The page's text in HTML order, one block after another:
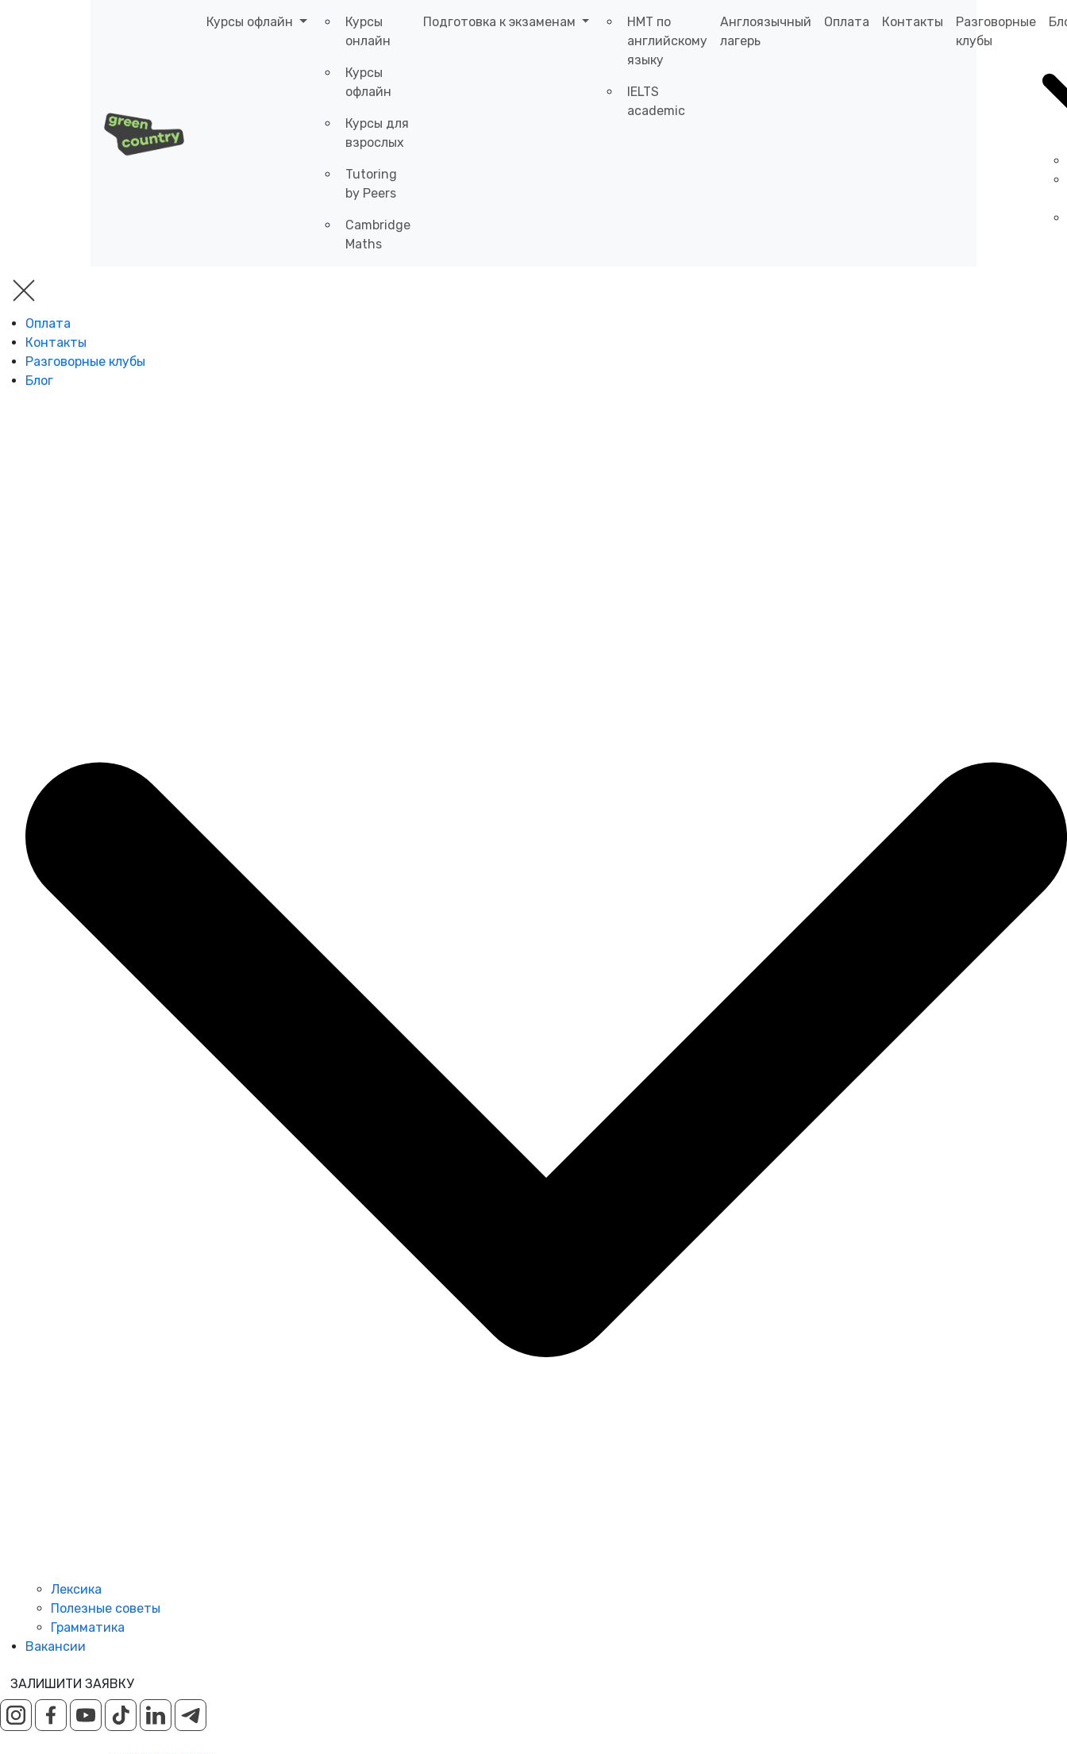
Курсы офлайн
Курсы
онлайн
Курсы
офлайн
Курсы для
взрослых
Tutoring
by Peers
Cambridge
Maths
Подготовка к экзаменам
НМТ по
английскому
языку
IELTS
academic
Англоязычный
лагерь
Оплата Контакты
Разговорные
клубы
Оплата
Контакты
Разговорные клубы
Блог
Лексика
Полезные советы
Грамматика
Вакансии
ЗАЛИШИТИ ЗАЯВКУ